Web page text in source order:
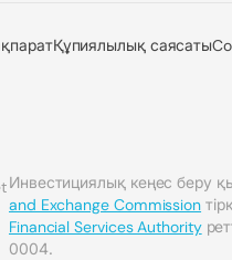
Құпиялылық саясаты
Инвестициялық кеңес беру
and Exchange Commission
Financial Services Authority
0004.